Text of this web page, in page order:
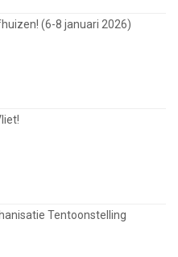
(6-8 januari 2026)
Tentoonstelling